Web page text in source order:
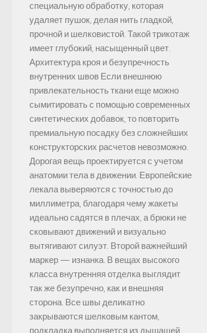
специальную обработку, которая
удаляет пушок, делая нить гладкой,
прочной и шелковистой. Такой трикотаж
имеет глубокий, насыщенный цвет.
Архитектура кроя и безупречность
внутренних швов Если внешнюю
привлекательность ткани еще можно
сымитировать с помощью современных
синтетических добавок, то повторить
премиальную посадку без сложнейших
конструкторских расчетов невозможно.
Дорогая вещь проектируется с учетом
анатомии тела в движении. Европейские
лекала выверяются с точностью до
миллиметра, благодаря чему жакеты
идеально садятся в плечах, а брюки не
сковывают движений и визуально
вытягивают силуэт. Второй важнейший
маркер — изнанка. В вещах высокого
класса внутренняя отделка выглядит
так же безупречно, как и внешняя
сторона. Все швы деликатно
закрываются шелковым кантом,
подкладка выполняется из дышащей